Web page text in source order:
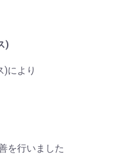
)
)により
を行いました